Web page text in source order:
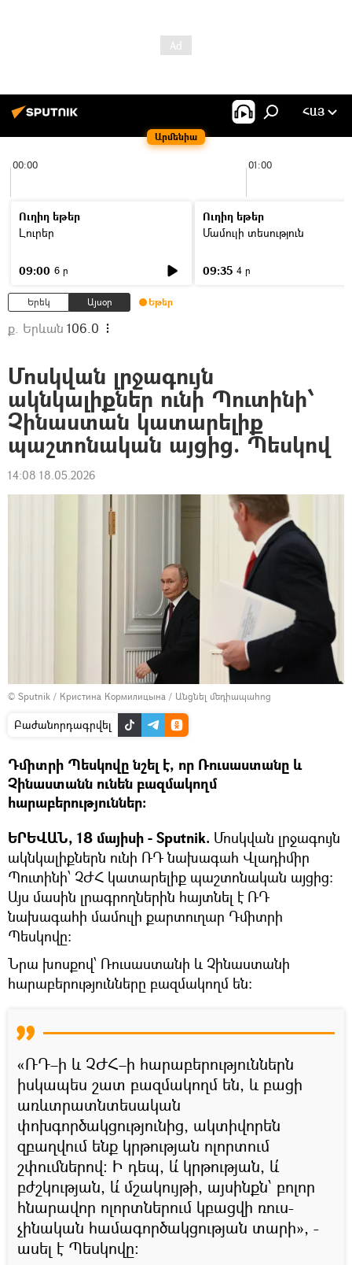
Արմենիա
ՀԱՅ
00:00 01:00
Ուղիղ եթեր
Լուրեր
09:00 6 ր
Ուղիղ եթեր
Մամուլի տեսություն
09:35 4 ր
Երեկ Այսօր Եթեր
ք. Երևան 106.0
Մոսկվան լրջագույն
ակնկալիքներ ունի Պուտինի՝
Չինաստան կատարելիք
պաշտոնական այցից. Պեսկով
14:08 18.05.2026
© Sputnik / Кристина Кормилицына / Անցնել մեդիապահոց
Բաժանորդագրվել
Դմիտրի Պեսկովը նշել է, որ Ռուսաստանը և
Չինաստանն ունեն բազմակողմ
հարաբերություններ։
ԵՐԵՎԱՆ, 18 մայիսի - Sputnik. Մոսկվան լրջագույն
ակնկալիքներն ունի ՌԴ նախագահ Վլադիմիր
Պուտինի՝ ՉԺՀ կատարելիք պաշտոնական այցից։
Այս մասին լրագրողներին հայտնել է ՌԴ
նախագահի մամուլի քարտուղար Դմիտրի
Պեսկովը։
Նրա խոսքով՝ Ռուսաստանի և Չինաստանի
հարաբերությունները բազմակողմ են։
«ՌԴ–ի և ՉԺՀ–ի հարաբերություններն
իսկապես շատ բազմակողմ են, և բացի
առևտրատնտեսական
փոխգործակցությունից, ակտիվորեն
զբաղվում ենք կրթության ոլորտում
շփումներով։ Ի դեպ, և՛ կրթության, և՛
բժշկության, և՛ մշակույթի, այսինքն՝ բոլոր
հնարավոր ոլորտներում կբացվի ռուս-
չինական համագործակցության տարի», -
ասել է Պեսկովը։